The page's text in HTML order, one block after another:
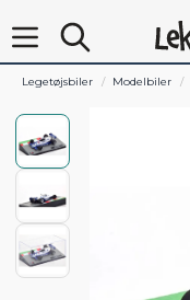
Legetøjsbiler Modelbiler